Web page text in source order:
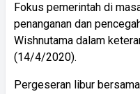
Fokus pemerintah di
penanganan dan
Wishnutama dalam
(14/4/2020).
Pergeseran libur